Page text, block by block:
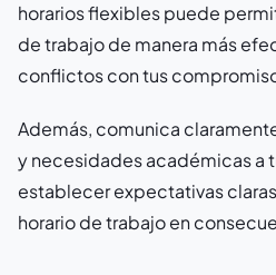
horarios flexibles puede
de trabajo de manera más
conflictos con tus
Además, comunica
y necesidades académicas a
establecer expectativas
horario de trabajo en